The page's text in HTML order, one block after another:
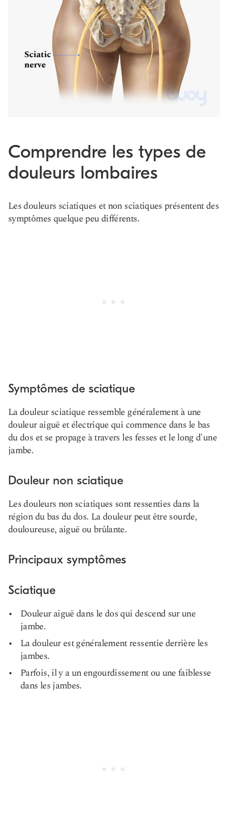
Comprendre les types de
douleurs lombaires
Les douleurs sciatiques et non sciatiques présentent des
symptômes quelque peu différents.
Symptômes de sciatique
La douleur sciatique ressemble généralement à une
douleur aiguë et électrique qui commence dans le bas
du dos et se propage à travers les fesses et le long d'une
jambe.
Douleur non sciatique
Les douleurs non sciatiques sont ressenties dans la
région du bas du dos. La douleur peut être sourde,
douloureuse, aiguë ou brûlante.
Principaux symptômes
Sciatique
Douleur aiguë dans le dos qui descend sur une
jambe.
La douleur est généralement ressentie derrière les
jambes.
Parfois, il y a un engourdissement ou une faiblesse
dans les jambes.